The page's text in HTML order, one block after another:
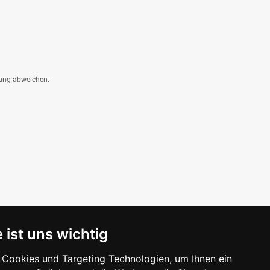
ist uns wichtig
und Targeting Technologien, um Ihnen ein
abweichen.